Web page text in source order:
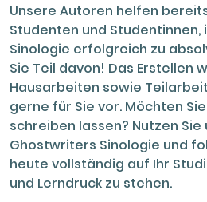
Unsere Autoren helfen
Studenten und Studentinnen,
Sinologie erfolgreich zu
Sie Teil davon! Das Erstellen
Hausarbeiten sowie
gerne für Sie vor. Möchten
schreiben lassen? Nutzen
Ghostwriters Sinologie und
heute vollständig auf Ihr
und Lerndruck zu stehen.